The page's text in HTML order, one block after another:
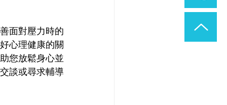
面對壓力時的
心理健康的關
您放鬆身心並
談或尋求輔導